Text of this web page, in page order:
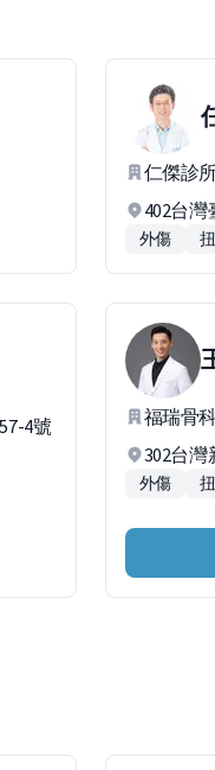
仁傑診
402台
外傷
4號
福瑞骨
302台灣
外傷